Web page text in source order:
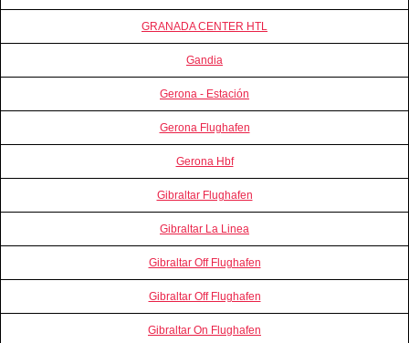
GRANADA CENTER HTL
Gandia
Gerona - Estación
Gerona Flughafen
Gerona Hbf
Gibraltar Flughafen
Gibraltar La Linea
Gibraltar Off Flughafen
Gibraltar Off Flughafen
Gibraltar On Flughafen